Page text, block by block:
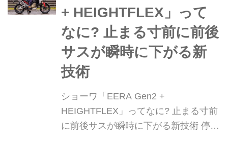
+ HEIGHTFLEX」って
なに? 止まる寸前に前後
サスが瞬時に下がる新
技術
ショーワ「EERA Gen2 +
HEIGHTFLEX」ってなに? 止まる寸前
に前後サスが瞬時に下がる新技術 停車